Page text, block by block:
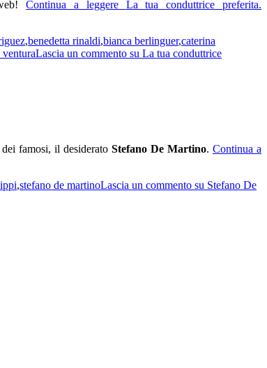
Continua a leggere La tua conduttrice preferita.
,benedetta rinaldi,bianca berlinguer,caterina
venturaLascia un commento su La tua conduttrice
famosi, il desiderato Stefano De Martino. Continua a
,stefano de martinoLascia un commento su Stefano De